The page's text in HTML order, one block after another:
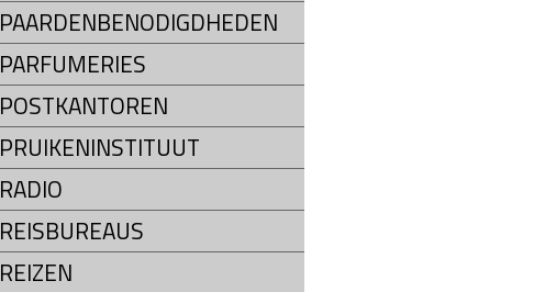
PAARDENBENODIGDHEDEN
PARFUMERIES
POSTKANTOREN
PRUIKENINSTITUUT
RADIO
REISBUREAUS
REIZEN